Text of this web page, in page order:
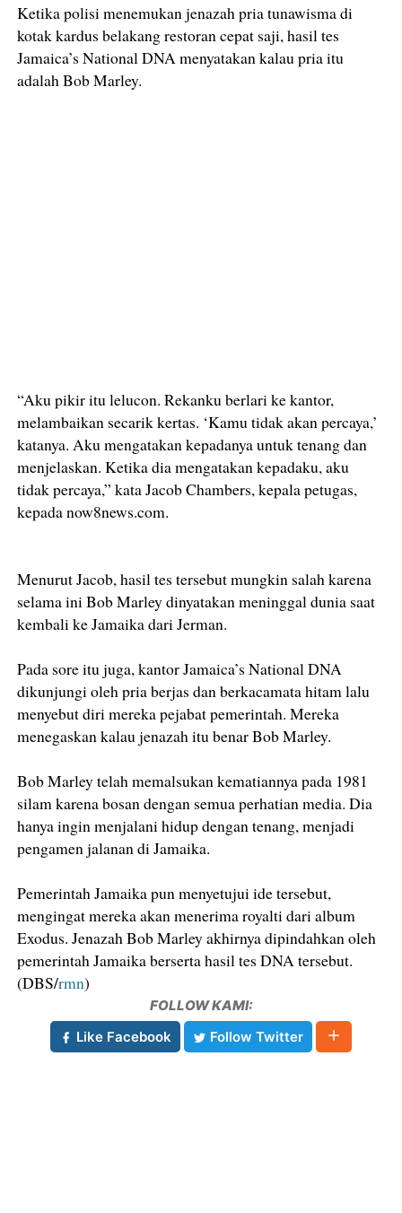
Ketika polisi menemukan jenazah pria tunawisma di
kotak kardus belakang restoran cepat saji, hasil tes
Jamaica’s National DNA menyatakan kalau pria itu
adalah Bob Marley.
“Aku pikir itu lelucon. Rekanku berlari ke kantor,
melambaikan secarik kertas. ‘Kamu tidak akan percaya,’
katanya. Aku mengatakan kepadanya untuk tenang dan
menjelaskan. Ketika dia mengatakan kepadaku, aku
tidak percaya,” kata Jacob Chambers, kepala petugas,
kepada now8news.com.
Menurut Jacob, hasil tes tersebut mungkin salah karena
selama ini Bob Marley dinyatakan meninggal dunia saat
kembali ke Jamaika dari Jerman.
Pada sore itu juga, kantor Jamaica’s National DNA
dikunjungi oleh pria berjas dan berkacamata hitam lalu
menyebut diri mereka pejabat pemerintah. Mereka
menegaskan kalau jenazah itu benar Bob Marley.
Bob Marley telah memalsukan kematiannya pada 1981
silam karena bosan dengan semua perhatian media. Dia
hanya ingin menjalani hidup dengan tenang, menjadi
pengamen jalanan di Jamaika.
Pemerintah Jamaika pun menyetujui ide tersebut,
mengingat mereka akan menerima royalti dari album
Exodus. Jenazah Bob Marley akhirnya dipindahkan oleh
pemerintah Jamaika berserta hasil tes DNA tersebut.
(DBS/rmn)
FOLLOW KAMI:
Like Facebook
Follow Twitter